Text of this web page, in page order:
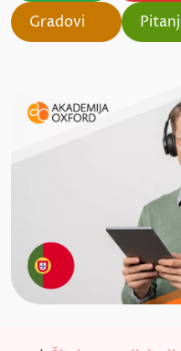
Gradovi